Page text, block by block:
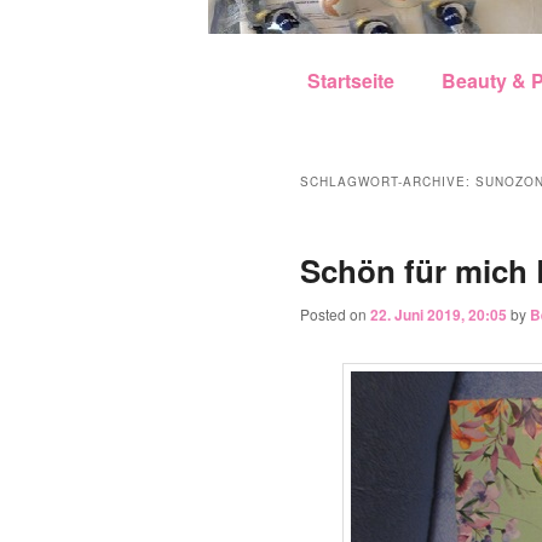
Zum Inhalt wechseln
Zum sekundären Inhalt
Startseite Beauty &
SCHLAGWORT-ARCHIVE: SUNOZON
Schön für mich
Posted on 22. Juni 2019, 20:05 by